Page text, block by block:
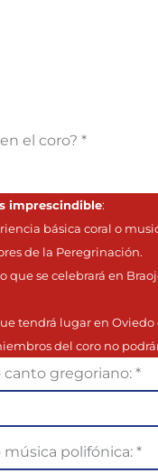
el coro? *
imprescindible:
básica coral o
de la Peregrinación.
que se celebrará en
tendrá lugar en Oviedo
del coro no
gregoriano: *
polifónica: *